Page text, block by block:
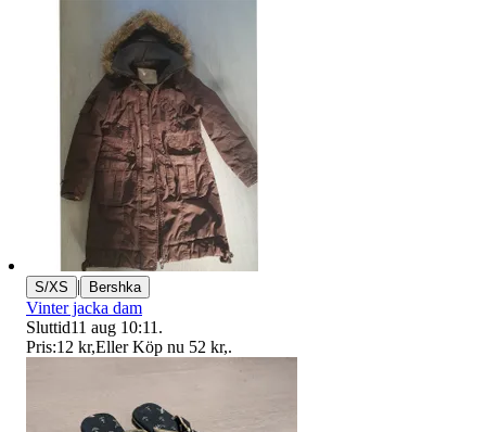
S/XS | Bershka
Vinter jacka dam
Sluttid11 aug 10:11 .
Pris:12 kr,Eller Köp nu 52 kr,.